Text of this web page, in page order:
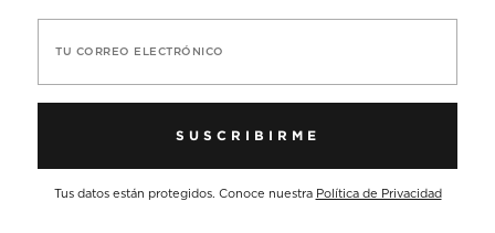
TU CORREO ELECTRÓNICO
SUSCRIBIRME
Tus datos están protegidos. Conoce nuestra Política de Privacidad